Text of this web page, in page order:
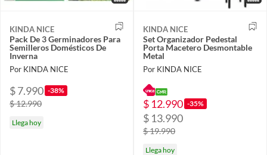
KINDA NICE
Pack De 3 Germinadores Para
Semilleros Domésticos De
Inverna
Por KINDA NICE
$ 7.990 -38%
$ 12.990
Llega hoy
KINDA NICE
Set Organizador Pedestal
Porta Macetero Desmontable
Metal
Por KINDA NICE
$ 12.990 -35%
$ 13.990
$ 19.990
Llega hoy